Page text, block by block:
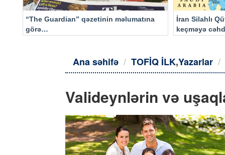
“The Guardian” qəzetinin məlumatına
görə…
İran Silahlı
keçməyə
Ana səhifə TOFİQ İLK,Yazarlar
Valideynlərin və